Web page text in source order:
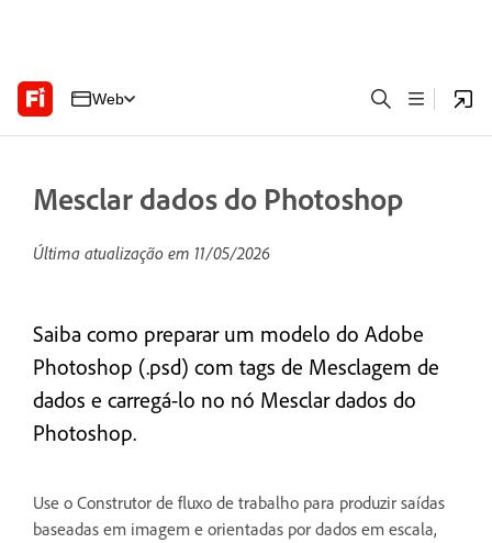
Web
Mesclar dados do Photoshop
Última atualização em 11/05/2026
Saiba como preparar um modelo do Adobe
Photoshop (.psd) com tags de Mesclagem de
dados e carregá-lo no nó Mesclar dados do
Photoshop.
Use o Construtor de fluxo de trabalho para produzir saídas
baseadas em imagem e orientadas por dados em escala,